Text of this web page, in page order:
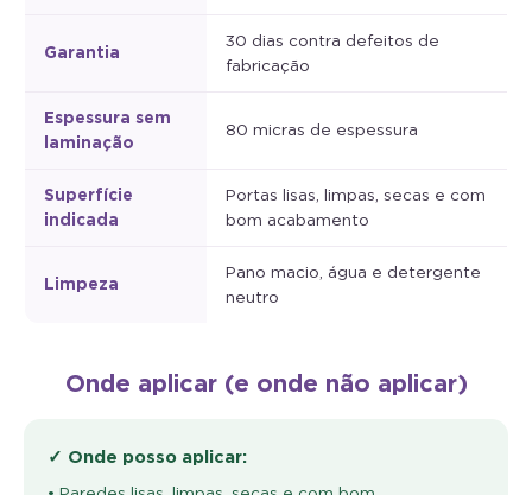
Garantia
30 dias contra defeitos de
fabricação
Espessura sem
laminação
80 micras de espessura
Superfície
indicada
Portas lisas, limpas, secas e com
bom acabamento
Limpeza
Pano macio, água e detergente
neutro
Onde aplicar (e onde não aplicar)
✓ Onde posso aplicar: